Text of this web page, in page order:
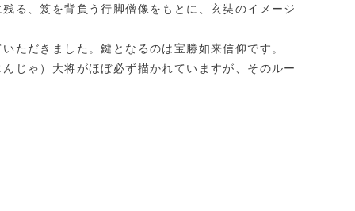
る、笈を背負う行脚僧像をもとに、玄奘のイメージ
ただきました。鍵となるのは宝勝如来信仰です。
じゃ）大将がほぼ必ず描かれていますが、そのルー